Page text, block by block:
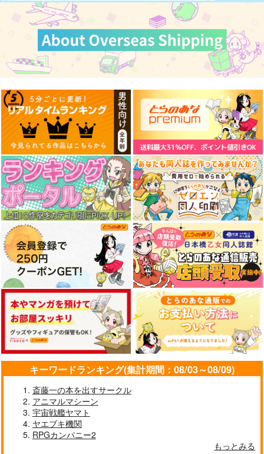
作品詳細
東方ハイスピード8
ガネメ
1,650円（税込）
フランドール・スカーレ
ット
サンプル
作品詳細
Prev Decade
glitch@SoundStudio
1,650円（税込）
サンプル
作品詳細
Next Decade
glitch@SoundStudio
1,540円（税込）
サンプル
作品詳細
CYQLE
INTX Rec.
INTX Rec.
（税込）
キーワードランキング(集計期間：08/03～08/09)
斎藤一の本を出すサークル
アニマルマシーン
宇宙戦艦ヤマト
ヤエブキ機関
RPGカンパニー2
もっとみる